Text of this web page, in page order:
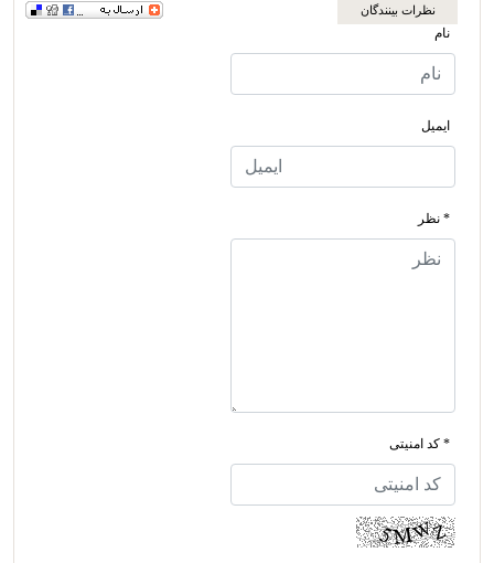
نظرات بینندگان
نام
ایمیل
* نظر
* کد امنیتی